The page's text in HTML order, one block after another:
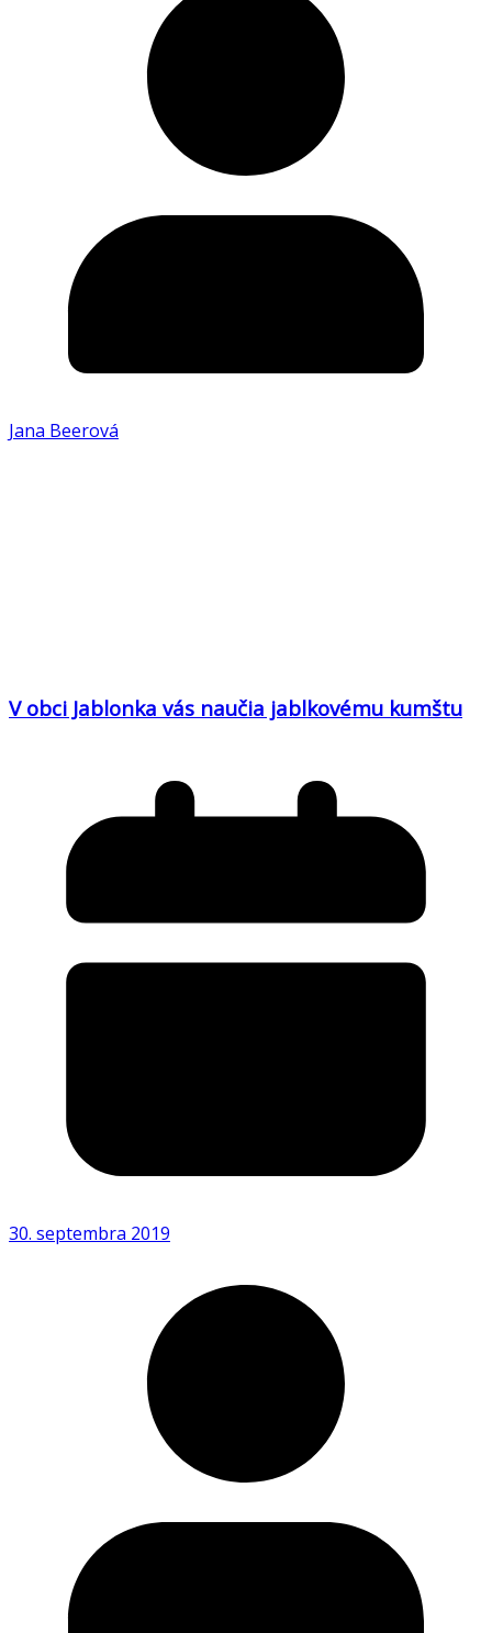
Jana Beerová
V obci Jablonka vás naučia jablkovému kumštu
30. septembra 2019